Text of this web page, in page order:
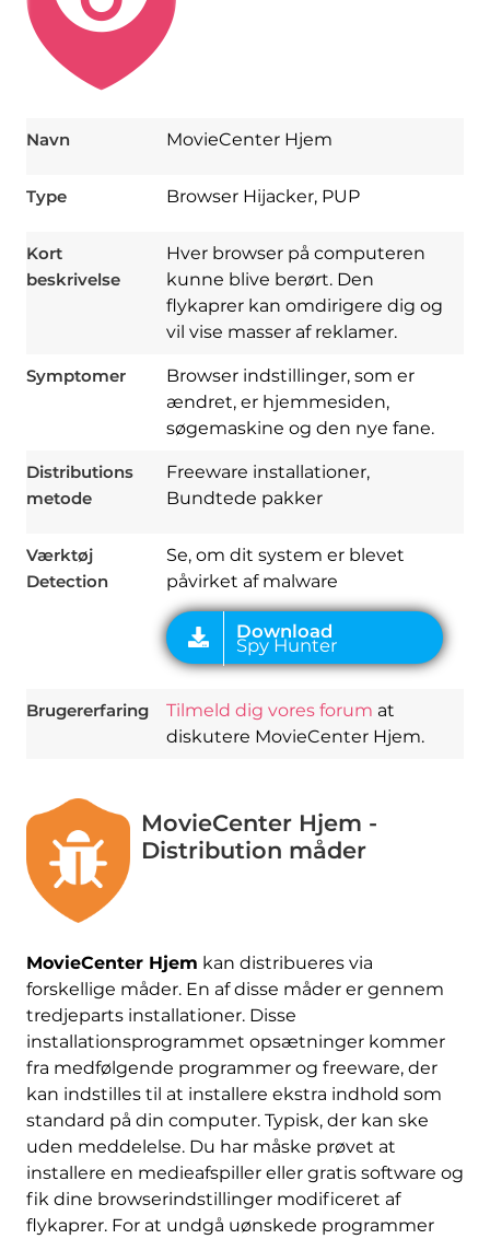
Navn MovieCenter Hjem
Type Browser Hijacker, PUP
Kort
beskrivelse
Hver browser på computeren
kunne blive berørt. Den
flykaprer kan omdirigere dig og
vil vise masser af reklamer.
Symptomer
Browser indstillinger, som er
ændret, er hjemmesiden,
søgemaskine og den nye fane.
Distributions
metode
Freeware installationer,
Bundtede pakker
Værktøj
Detection
Se, om dit system er blevet
påvirket af malware
Download
Brugererfaring Tilmeld dig vores forum at
diskutere MovieCenter Hjem.
MovieCenter Hjem -
Distribution måder
MovieCenter Hjem kan distribueres via
forskellige måder. En af disse måder er gennem
tredjeparts installationer. Disse
installationsprogrammet opsætninger kommer
fra medfølgende programmer og freeware, der
kan indstilles til at installere ekstra indhold som
standard på din computer. Typisk, der kan ske
uden meddelelse. Du har måske prøvet at
installere en medieafspiller eller gratis software og
fik dine browserindstillinger modificeret af
flykaprer. For at undgå uønskede programmer